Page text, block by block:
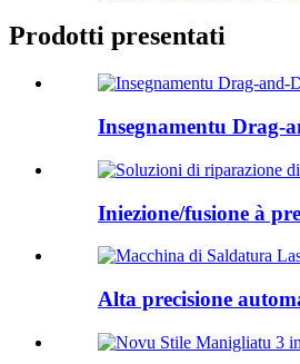
Prodotti presentati
Insegnamentu Drag-
Iniezione/fusione à
Alta precisione